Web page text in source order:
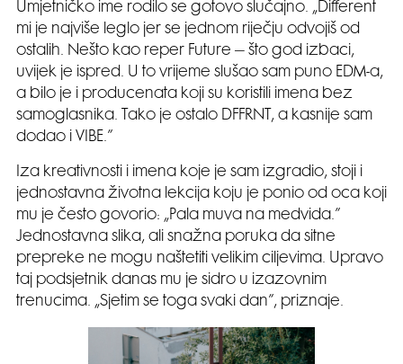
Umjetničko ime rodilo se gotovo slučajno. „Different
mi je najviše leglo jer se jednom riječju odvojiš od
ostalih. Nešto kao reper Future – što god izbaci,
uvijek je ispred. U to vrijeme slušao sam puno EDM-a,
a bilo je i producenata koji su koristili imena bez
samoglasnika. Tako je ostalo DFFRNT, a kasnije sam
dodao i VIBE.”
Iza kreativnosti i imena koje je sam izgradio, stoji i
jednostavna životna lekcija koju je ponio od oca koji
mu je često govorio: „Pala muva na medvida.”
Jednostavna slika, ali snažna poruka da sitne
prepreke ne mogu naštetiti velikim ciljevima. Upravo
taj podsjetnik danas mu je sidro u izazovnim
trenucima. „Sjetim se toga svaki dan”, priznaje.